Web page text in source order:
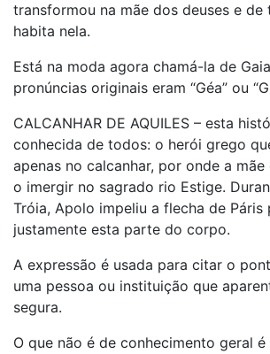
transformou na mãe dos deuses e de
habita nela.
Está na moda agora chamá-la de
pronúncias originais eram “Géa” ou
CALCANHAR DE AQUILES – esta
conhecida de todos: o herói grego
apenas no calcanhar, por onde a
o imergir no sagrado rio Estige.
Tróia, Apolo impeliu a flecha de Páris
justamente esta parte do corpo.
A expressão é usada para citar o
uma pessoa ou instituição que
segura.
O que não é de conhecimento geral